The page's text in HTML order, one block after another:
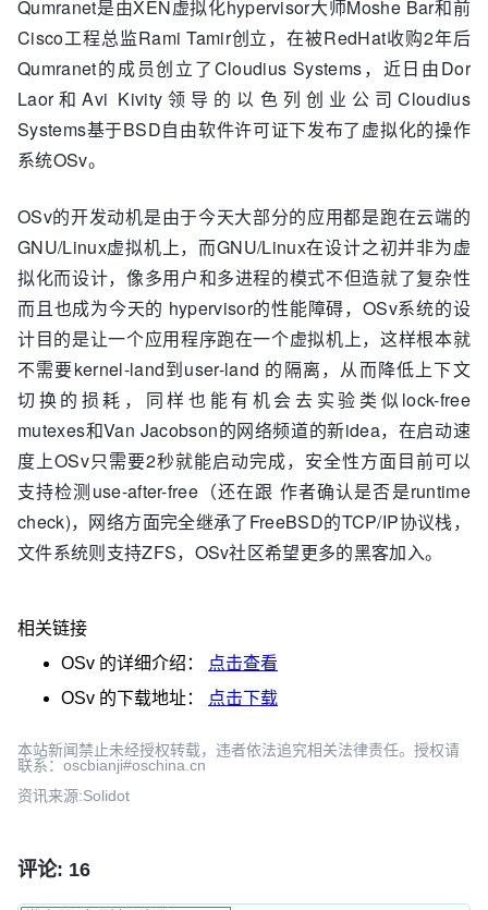
Qumranet是由XEN虚拟化hypervisor大师Moshe Bar和前
Cisco工程总监Rami Tamir创立，在被RedHat收购2年后
Qumranet的成员创立了Cloudius Systems，近日由Dor
Laor和Avi Kivity领导的以色列创业公司Cloudius
Systems基于BSD自由软件许可证下发布了虚拟化的操作
系统OSv。
OSv的开发动机是由于今天大部分的应用都是跑在云端的
GNU/Linux虚拟机上，而GNU/Linux在设计之初并非为虚
拟化而设计，像多用户和多进程的模式不但造就了复杂性
而且也成为今天的 hypervisor的性能障碍，OSv系统的设
计目的是让一个应用程序跑在一个虚拟机上，这样根本就
不需要kernel-land到user-land 的隔离，从而降低上下文
切换的损耗，同样也能有机会去实验类似lock-free
mutexes和Van Jacobson的网络频道的新idea，在启动速
度上OSv只需要2秒就能启动完成，安全性方面目前可以
支持检测use-after-free（还在跟 作者确认是否是runtime
check)，网络方面完全继承了FreeBSD的TCP/IP协议栈，
文件系统则支持ZFS，OSv社区希望更多的黑客加入。
相关链接
OSv 的详细介绍：
点击查看
OSv 的下载地址： 点击下载
本站新闻禁止未经授权转载，违者依法追究相关法律责任。授权请
联系：oscbianji#oschina.cn
资讯来源:Solidot
评论: 16